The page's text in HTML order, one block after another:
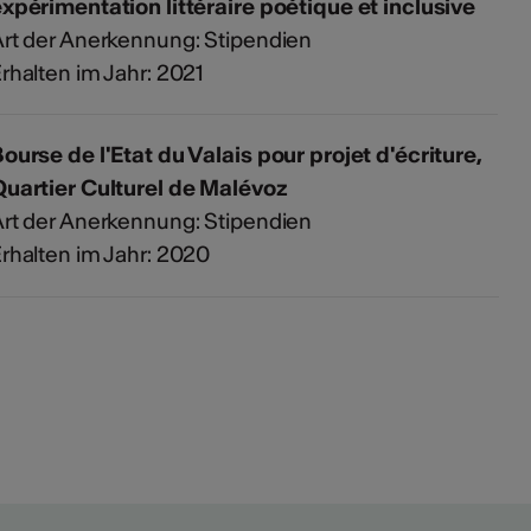
littéraire poétique et inclusive
der Anerkennung: Stipendien
im Jahr: 2021
de l'Etat du Valais pour projet d'écriture,
Culturel de Malévoz
der Anerkennung: Stipendien
im Jahr: 2020